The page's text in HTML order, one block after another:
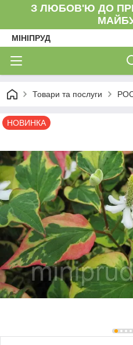
З ЛЮБОВ'Ю ДО
МІНІПРУД
Товари та послуги
НОВИНКА